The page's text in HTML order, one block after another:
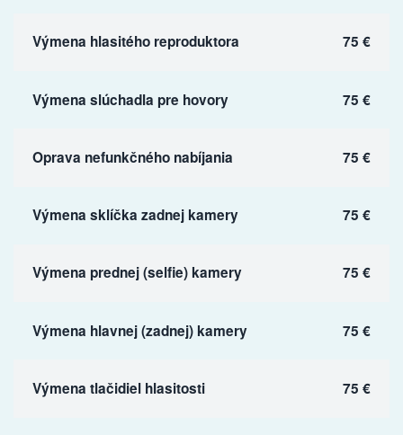
Výmena hlasitého reproduktora 75 €
Výmena slúchadla pre hovory 75 €
Oprava nefunkčného nabíjania 75 €
Výmena sklíčka zadnej kamery 75 €
Výmena prednej (selfie) kamery 75 €
Výmena hlavnej (zadnej) kamery 75 €
Výmena tlačidiel hlasitosti 75 €